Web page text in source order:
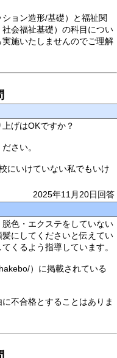
ョン造形/基礎）と福祉関
会福祉基礎）の科目につい
施いたしませんのでご理解
げはOKですか？
さい。
にいけていない私でもいけ
2025年11月20日回答
色・エクステをしていない
にしてくださいと伝えてい
くるよう指導しています。
）に掲載されている
不合格とすることはありま